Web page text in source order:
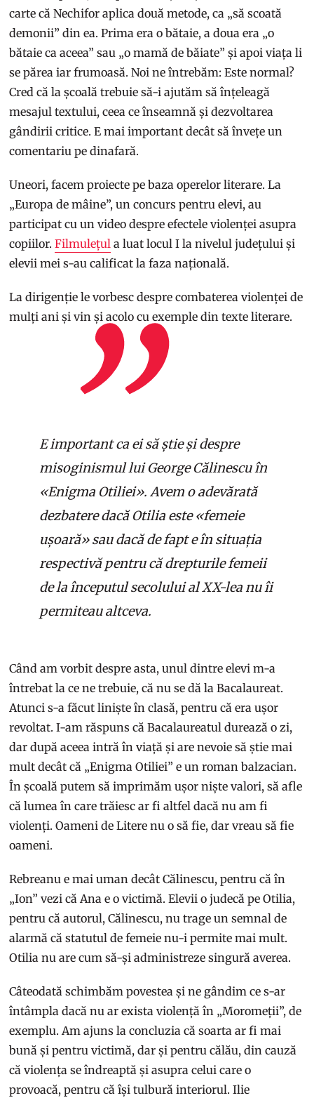
carte că Nechifor aplica două metode, ca „să scoată
demonii” din ea. Prima era o bătaie, a doua era „o
bătaie ca aceea” sau „o mamă de băiate” și apoi viața li
se părea iar frumoasă. Noi ne întrebăm: Este normal?
Cred că la școală trebuie să-i ajutăm să înțeleagă
mesajul textului, ceea ce înseamnă și dezvoltarea
gândirii critice. E mai important decât să învețe un
comentariu pe dinafară.
Uneori, facem proiecte pe baza operelor literare. La
„Europa de mâine”, un concurs pentru elevi, au
participat cu un video despre efectele violenței asupra
copiilor.Filmulețul a luat locul I la nivelul județului și
elevii mei s-au calificat la faza națională.
La dirigenție le vorbesc despre combaterea violenței de
mulți ani și vin și acolo cu exemple din texte literare.
E important ca ei să știe și despre
misoginismul lui George Călinescu în
«Enigma Otiliei». Avem o adevărată
dezbatere dacă Otilia este «femeie
ușoară» sau dacă de fapt e în situația
respectivă pentru că drepturile femeii
de la începutul secolului al XX-lea nu îi
permiteau altceva.
Când am vorbit despre asta, unul dintre elevi m-a
întrebat la ce ne trebuie, că nu se dă la Bacalaureat.
Atunci s-a făcut liniște în clasă, pentru că era ușor
revoltat. I-am răspuns că Bacalaureatul durează o zi,
dar după aceea intră în viață și are nevoie să știe mai
mult decât că „Enigma Otiliei” e un roman balzacian.
În școală putem să imprimăm ușor niște valori, să afle
că lumea în care trăiesc ar fi altfel dacă nu am fi
violenți. Oameni de Litere nu o să fie, dar vreau să fie
oameni.
Rebreanu e mai uman decât Călinescu, pentru că în
„Ion” vezi că Ana e o victimă. Elevii o judecă pe Otilia,
pentru că autorul, Călinescu, nu trage un semnal de
alarmă că statutul de femeie nu-i permite mai mult.
Otilia nu are cum să-și administreze singură averea.
Câteodată schimbăm povestea și ne gândim ce s-ar
întâmpla dacă nu ar exista violență în „Moromeții”, de
exemplu. Am ajuns la concluzia că soarta ar fi mai
bună și pentru victimă, dar și pentru călău, din cauză
că violența se îndreaptă și asupra celui care o
provoacă, pentru că își tulbură interiorul. Ilie